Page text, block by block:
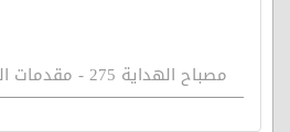
مصباح الهداية 275 - مقدمات العمل بالحق